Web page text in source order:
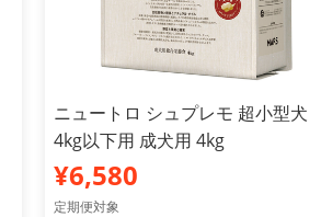
ニュートロ シュプレモ 超小型犬
4kg以下用 成犬用 4kg
¥6,580
定期便対象